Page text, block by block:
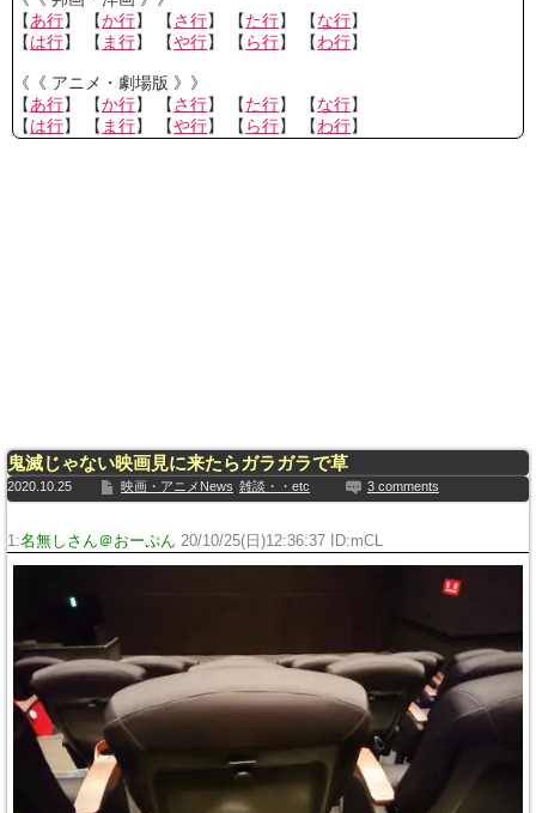
【あ行】 【か行】 【さ行】 【た行】 【な行】
【は行】 【 ま行】 【や行】 【 ら行】 【わ行】
《《 アニメ・劇場版 》》
【あ行】 【か行】 【さ行】 【た行】 【な行】
【は行】 【 ま行】 【や行】 【 ら行】 【わ行】
鬼滅じゃない映画見に来たらガラガラで草
2020.10.25 映画・アニメNews 雑談・・etc 3 comments
1:名無しさん＠おーぷん 20/10/25(日)12:36:37 ID:mCL